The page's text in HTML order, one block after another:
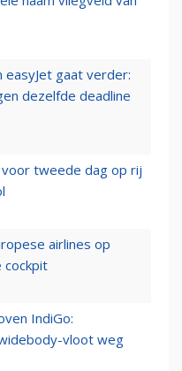
easyJet gaat verder:
dezelfde deadline
tweede dag op rij
airlines op
cockpit
IndiGo:
vloot weg